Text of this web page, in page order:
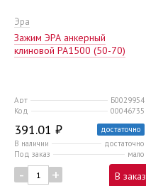
Эра
Зажим ЭРА анкерный
клиновой PA1500 (50-70)
Арт
Б0029954
Код
00046735
391.01 ₽
достаточно
В наличии
достаточно
Под заказ
мало
- + В заказ